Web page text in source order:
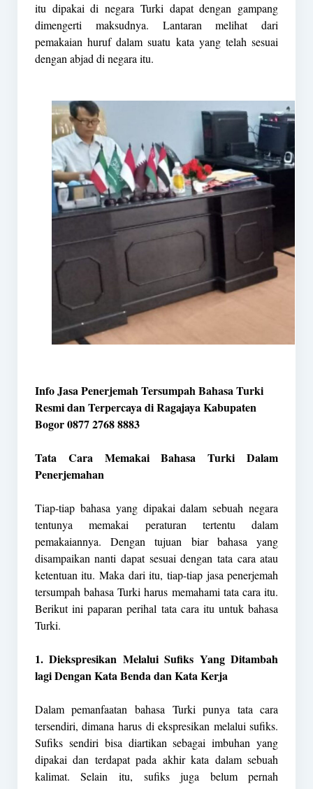
itu dipakai di negara Turki dapat dengan gampang
dimengerti maksudnya. Lantaran melihat dari
pemakaian huruf dalam suatu kata yang telah sesuai
dengan abjad di negara itu.
Info Jasa Penerjemah Tersumpah Bahasa Turki
Resmi dan Terpercaya di Ragajaya Kabupaten
Bogor 0877 2768 8883
Tata Cara Memakai Bahasa Turki Dalam
Penerjemahan
Tiap-tiap bahasa yang dipakai dalam sebuah negara
tentunya memakai peraturan tertentu dalam
pemakaiannya. Dengan tujuan biar bahasa yang
disampaikan nanti dapat sesuai dengan tata cara atau
ketentuan itu. Maka dari itu, tiap-tiap jasa penerjemah
tersumpah bahasa Turki harus memahami tata cara itu.
Berikut ini paparan perihal tata cara itu untuk bahasa
Turki.
1. Diekspresikan Melalui Sufiks Yang Ditambah
lagi Dengan Kata Benda dan Kata Kerja
Dalam pemanfaatan bahasa Turki punya tata cara
tersendiri, dimana harus di ekspresikan melalui sufiks.
Sufiks sendiri bisa diartikan sebagai imbuhan yang
dipakai dan terdapat pada akhir kata dalam sebuah
kalimat. Selain itu, sufiks juga belum pernah